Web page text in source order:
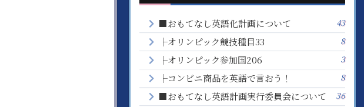
■おもてなし英語化計画について 43
├オリンピック競技種目33 8
├オリンピック参加国206 3
├コンビニ商品を英語で言おう！ 8
■おもてなし英語計画実行委員会について 36